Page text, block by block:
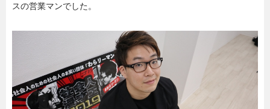
グルメ
エンタメ
スの営業マンでした。